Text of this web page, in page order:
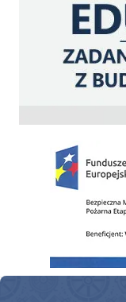
Zakup fabrycznie